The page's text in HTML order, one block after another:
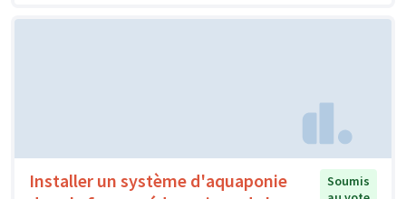
Installer un système d'aquaponie
Soumis